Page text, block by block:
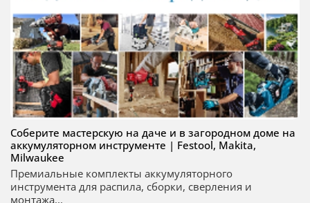
Соберите мастерскую на даче и в загородном доме на
аккумуляторном инструменте | Festool, Makita,
Milwaukee
Премиальные комплекты аккумуляторного
инструмента для распила, сборки, сверления и
монтажа...